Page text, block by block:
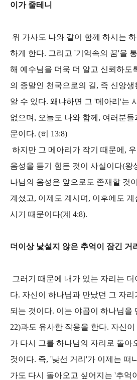
이가 줄테니
위 가사도 나와 같이 함께 하시는
하게 한다. 그리고 '기억속의 꿈'을
해 예수님을 더욱 더 알고 신뢰하도
의 종말인 천국으로의 길, 즉 신앙
알 수 있다. 왜냐하면 그 '메아리'는
없으며, 오늘도 나와 함께, 여러분들
문이다. (히 13:8)
하지만 그 메아리가 작기 때문에,
음성을 듣기 힘든 것이 사실이다(왕
나님의 음성은 앞으로도 존재할 것
계셨고, 이제도 계시며, 이후에도 계
시기 때문이다(계 4:8).
더이상 낯설지 않은 추억이 잠긴 거
그러기 때문에 내가 있는 자리는
다. 자신이 하나님과 만났던 그 자리
되는 것이다. 이는 야곱이 하나님을
22)과도 유사한 작용을 한다. 자신
가 다시 그를 하나님의 자리로 돌아
것이다. 즉, '낮선 거리'가 이제는 떠
가도 다시 돌아오고 싶어지는 '추억